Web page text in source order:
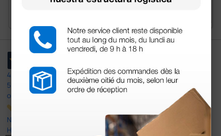
4,4
597
opiniones
Nuestras reseñas de 4 y 5 estrellas.
Haga clic aquí para leerlos todos >